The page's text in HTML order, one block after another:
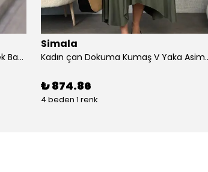
Kadın Kısa Kollu Yuvarlak Yaka çiçek Baskılı Asimetrik Kesim şifon Bluz
Simala
Kadın çan Dokuma
₺ 874.86
4 beden 1 renk